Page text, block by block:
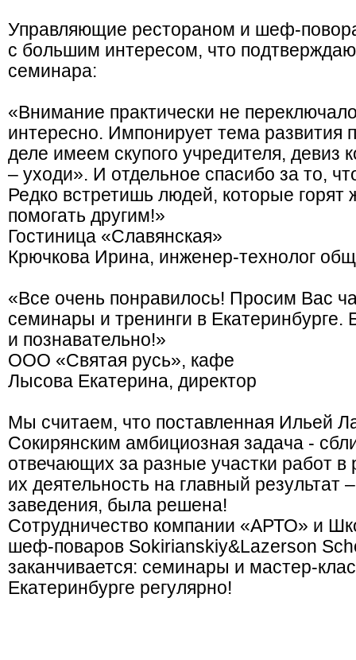
Управляющие рестораном и шеф-
с большим интересом, что
семинара:
«Внимание практически не
интересно. Импонирует тема развития
деле имеем скупого учредителя, девиз
– уходи». И отдельное спасибо за то,
Редко встретишь людей, которые горят
помогать другим!»
Гостиница «Славянская»
Крючкова Ирина, инженер-технолог
«Все очень понравилось! Просим Вас
семинары и тренинги в Екатеринбурге.
и познавательно!»
ООО «Святая русь», кафе
Лысова Екатерина, директор
Мы считаем, что поставленная Ильей
Сокирянским амбициозная задача -
отвечающих за разные участки работ в
их деятельность на главный результат
заведения, была решена!
Сотрудничество компании «АРТО» и
шеф-поваров Sokirianskiy&Lazerson
заканчивается: семинары и мастер-
Екатеринбурге регулярно!